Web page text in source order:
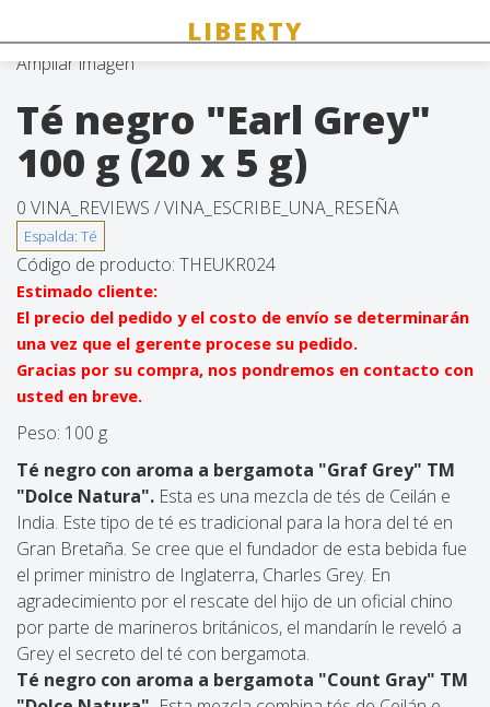
Ampliar imagen
Té negro "Earl Grey"
100 g (20 x 5 g)
0 VINA_REVIEWS /VINA_ESCRIBE_UNA_RESEÑA
Código de producto: THEUKR024
Estimado cliente:
El precio del pedido y el costo de envío se determinarán
una vez que el gerente procese su pedido.
Gracias por su compra, nos pondremos en contacto con
usted en breve.
Peso: 100 g
Té negro con aroma a bergamota "Graf Grey" TM
"Dolce Natura". Esta es una mezcla de tés de Ceilán e
India. Este tipo de té es tradicional para la hora del té en
Gran Bretaña. Se cree que el fundador de esta bebida fue
el primer ministro de Inglaterra, Charles Grey. En
agradecimiento por el rescate del hijo de un oficial chino
por parte de marineros británicos, el mandarín le reveló a
Grey el secreto del té con bergamota.
Té negro con aroma a bergamota "Count Gray" TM